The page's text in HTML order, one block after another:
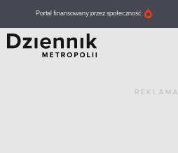
Portal finansowany przez społeczność
REKLAMA